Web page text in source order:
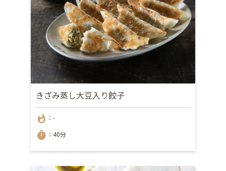
きざみ蒸し大豆入り餃子
whatshot ：-
timer ：40分